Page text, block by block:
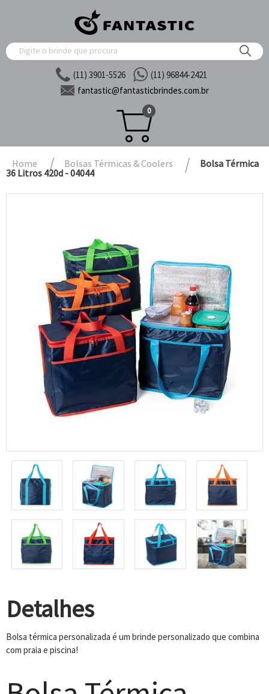
(11) 3901-5526
(11) 96844-2421
fantastic@fantasticbrindes.com.br
0
Home Bolsas Térmicas & Coolers
Bolsa Térmica
36 Litros 420d - 04044
Detalhes
Bolsa térmica personalizada é um brinde personalizado que combina
com praia e piscina!